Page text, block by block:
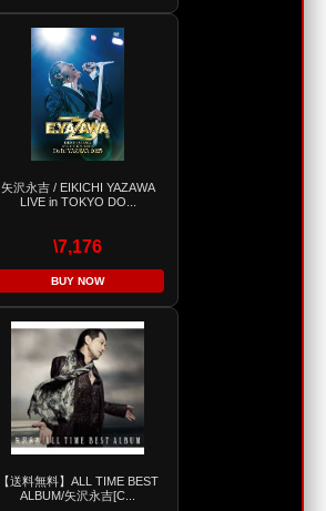
矢沢永吉 / EIKICHI YAZAWA
LIVE in TOKYO DO...
\7,176
BUY NOW
【送料無料】ALL TIME BEST
ALBUM/矢沢永吉[C...